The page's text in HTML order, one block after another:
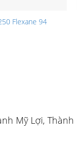
Flexane 94
Mỹ Lợi, Thành